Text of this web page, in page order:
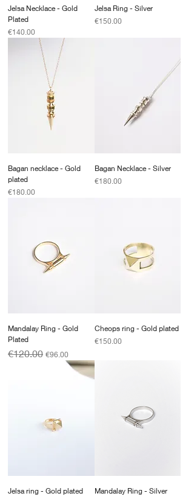
Jelsa Necklace - Gold
Plated
Price
€140.00
Jelsa Ring - Silver
Price
€150.00
Bagan necklace - Gold
plated
Price
€180.00
Bagan Necklace - Silver
Price
€180.00
Mandalay Ring - Gold
Plated
Regular Price
€120.00 Sale Price
€96.00
Cheops ring - Gold plated
Price
€150.00
Jelsa ring - Gold plated
Mandalay Ring - Silver